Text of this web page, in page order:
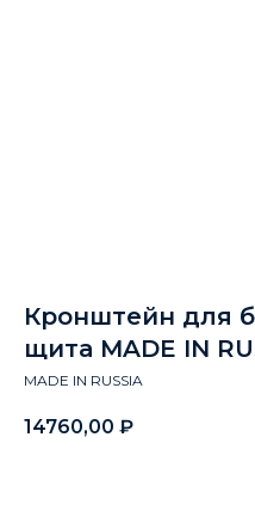
Кронштейн для
щита MADE IN
MADE IN RUSSIA
14760,00 ₽